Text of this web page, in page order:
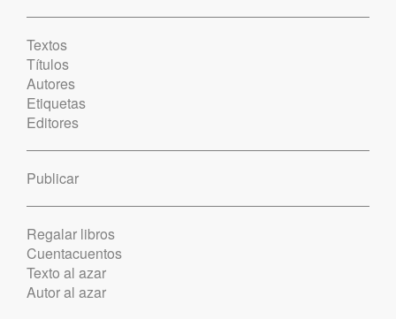
Textos
Títulos
Autores
Etiquetas
Editores
Publicar
Regalar libros
Cuentacuentos
Texto al azar
Autor al azar